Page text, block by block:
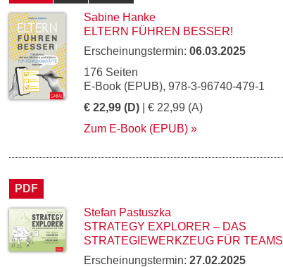
Sabine Hanke
ELTERN FÜHREN BESSER!
Erscheinungstermin: 06.03.2025
176 Seiten
E-Book (EPUB), 978-3-96740-479-1
€ 22,99 (D) | € 22,99 (A)
Zum E-Book (EPUB)
PDF
Stefan Pastuszka
STRATEGY EXPLORER – DAS
STRATEGIEWERKZEUG FÜR TEAMS
Erscheinungstermin: 27.02.2025